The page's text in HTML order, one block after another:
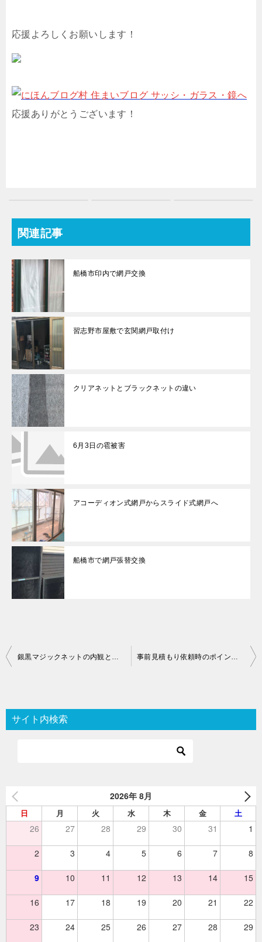
応援よろしくお願いします！
応援ありがとうございます！
関連記事
船橋市印内で網戸交換
習志野市屋敷で玄関網戸取付け
クリアネットとブラックネットの違い
6月3日の雹被害
アコーディオン式網戸からスライド式網戸へ
船橋市で網戸張替交換
投
ビ
ゲ
ン
銀黒マジックネットの内観と外観 事前見積もり依頼時のポイント（網戸ネット張替・網戸本体交換・新規設置編）
サイト内検索
2026年 8月
日 月 火 水 木 金 土
26 27 28 29 30 31 1
2 3 4 5 6 7 8
9 10 11 12 13 14 15
16 17 18 19 20 21 22
23 24 25 26 27 28 29